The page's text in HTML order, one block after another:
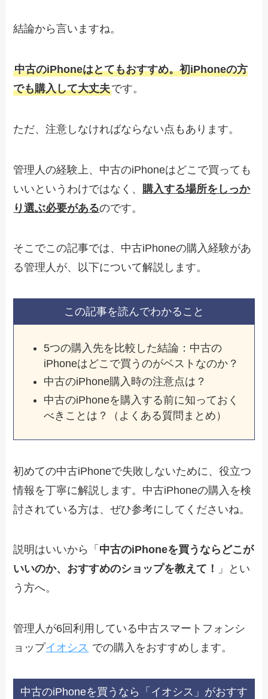
結論から言いますね。
中古のiPhoneはとてもおすすめ。初iPhoneの方
でも購入して大丈夫です。
ただ、注意しなければならない点もあります。
管理人の経験上、中古のiPhoneはどこで買っても
いいというわけではなく、 購入する場所をしっか
り選ぶ必要があるのです。
そこでこの記事では、中古iPhoneの購入経験があ
る管理人が、以下について解説します。
この記事を読んでわかること
5つの購入先を比較した結論：中古の
iPhoneはどこで買うのがベストなのか？
中古のiPhone購入時の注意点は？
中古のiPhoneを購入する前に知っておく
べきことは？（よくある質問まとめ）
初めての中古iPhoneで失敗しないために、役立つ
情報を丁寧に解説します。中古iPhoneの購入を検
討されている方は、ぜひ参考にしてくださいね。
説明はいいから「 中古のiPhoneを買うならどこが
いいのか、おすすめのショップを教えて！
」とい
う方へ。
管理人が6回利用している中古スマートフォンシ
ョップイオシス での購入をおすすめします。
中古のiPhoneを買うなら「イオシス」がおすす